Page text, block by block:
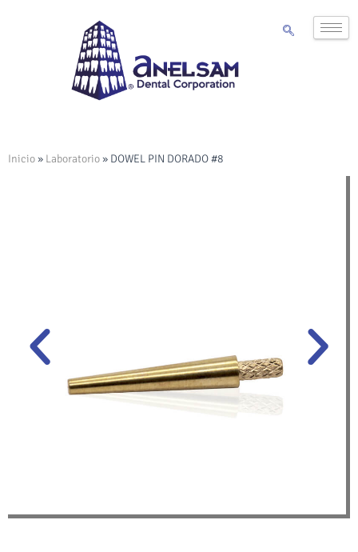
Inicio» Laboratorio» DOWEL PIN DORADO #8